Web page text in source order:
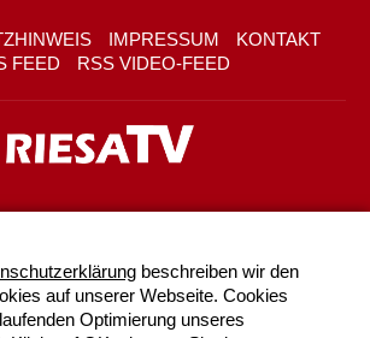
IMPRESSUM
KONTAKT
FEED
RSS VIDEO-FEED
beschreiben wir den
auf unserer Webseite. Cookies
Optimierung unseres